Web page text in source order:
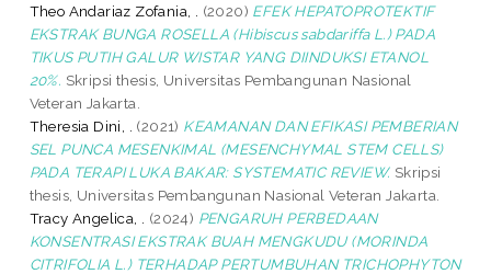
Theo Andariaz Zofania, . (2020) EFEK HEPATOPROTEKTIF
EKSTRAK BUNGA ROSELLA (Hibiscus sabdariffa L.) PADA
TIKUS PUTIH GALUR WISTAR YANG DIINDUKSI ETANOL
20%. Skripsi thesis, Universitas Pembangunan Nasional
Veteran Jakarta.
Theresia Dini, .
(2021) KEAMANAN DAN EFIKASI PEMBERIAN
SEL PUNCA MESENKIMAL (MESENCHYMAL STEM CELLS)
PADA TERAPI LUKA BAKAR: SYSTEMATIC REVIEW. Skripsi
thesis, Universitas Pembangunan Nasional Veteran Jakarta.
Tracy Angelica, .
(2024) PENGARUH PERBEDAAN
KONSENTRASI EKSTRAK BUAH MENGKUDU (MORINDA
CITRIFOLIA L.) TERHADAP PERTUMBUHAN TRICHOPHYTON